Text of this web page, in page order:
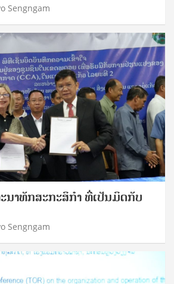
Sengngam
າທັກສະກະສິກຳ ທີ່ເປັນມິດກັບ
Sengngam